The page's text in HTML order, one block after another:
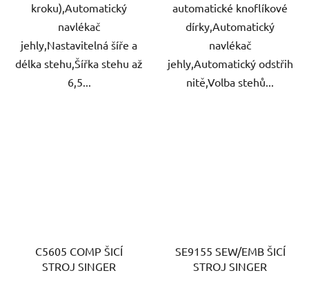
kroku),Automatický
navlékač
jehly,Nastavitelná šíře a
délka stehu,Šířka stehu až
6,5...
automatické knoflíkové
dírky,Automatický
navlékač
jehly,Automatický odstřih
nitě,Volba stehů...
C5605 COMP ŠICÍ
STROJ SINGER
SE9155 SEW/EMB ŠICÍ
STROJ SINGER